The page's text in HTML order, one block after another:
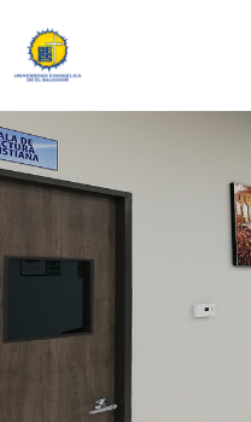
Communities & Collections
All of DSpace